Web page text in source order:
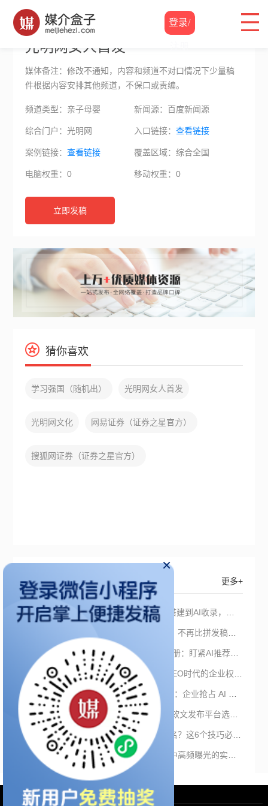
登录/
软文价格 / 光明网女人首发
光明网女人首发
媒体备注：修改不通知，内容和频道不对口情况下少量稿
件根据内容安排其他频道，不保口或责编。
频道类型：亲子母婴 新闻源：百度新闻源
综合门户：光明网 入口链接： 查看链接
案例链接：查看链接 覆盖区域：综合全国
电脑权重：0 移动权重：0
立即发稿
猜你喜欢
学习强国（随机出） 光明网女人首发
光明网文化 网易证券（证券之星官方）
搜狐网证券（证券之星官方）
猜你想看 更多+
2026 GEO发稿平台怎么选？从信源搭建到AI收录，一文讲透平台选择
2026-2027软文营销平台选型新准则：不再比拼发稿量，而是竞争“AI收录”
软文发稿怎么投才有效？2026实战手册：盯紧AI推荐与搜索占位时长
从“关键词应答”到“认知共识构建”：GEO时代的企业权威信息战略重构
2026GEO新闻媒体发稿平台选型指南：企业抢占 AI 搜索入口的系统落地指南
抢占AI流量入口：GEO优化驱动下的软文发布平台选型推荐
企业如何通过软文发稿提升AI搜索排名？这6个技巧必须掌握！
选对软文营销平台，让品牌在AI回答中高频曝光的实操策略全解
×